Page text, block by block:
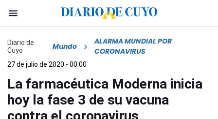
Diario de
Cuyo
Mundo
ALARMA MUNDIAL POR
CORONAVIRUS
27 de julio de 2020 - 00:00
La farmacéutica Moderna inicia
hoy la fase 3 de su vacuna